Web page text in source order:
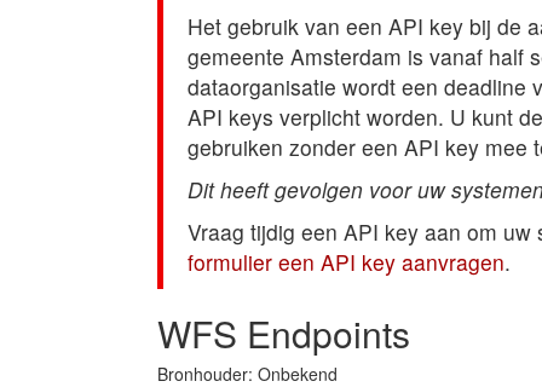
Het gebruik van een API key bij de
gemeente Amsterdam is vanaf half
dataorganisatie wordt een deadline
API keys verplicht worden. U kunt
gebruiken zonder een API key mee
Dit heeft gevolgen voor uw
Vraag tijdig een API key aan om
formulier een API key aanvragen.
WFS Endpoints
Bronhouder: Onbekend